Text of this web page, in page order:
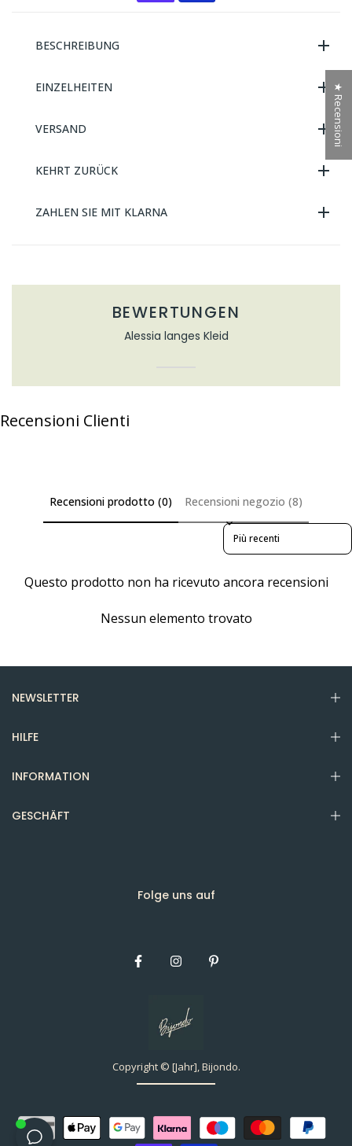
BESCHREIBUNG
EINZELHEITEN
VERSAND
KEHRT ZURÜCK
ZAHLEN SIE MIT KLARNA
BEWERTUNGEN
Alessia langes Kleid
Recensioni Clienti
Recensioni prodotto (0) Recensioni negozio (8)
Sort reviews by
Questo prodotto non ha ricevuto ancora recensioni
Nessun elemento trovato
NEWSLETTER
HILFE
INFORMATION
GESCHÄFT
Folge uns auf
Copyright © [Jahr], Bijondo.
★ Recensioni